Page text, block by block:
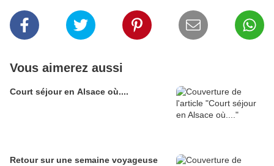
Vous aimerez aussi
Court séjour en Alsace où....
Retour sur une semaine voyageuse